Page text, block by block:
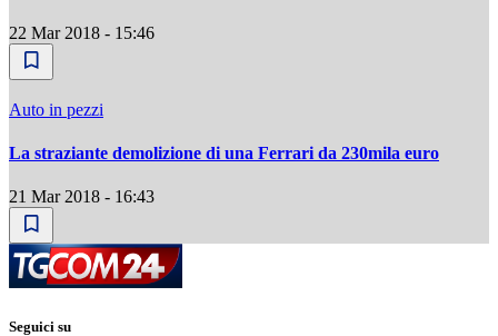
22 Mar 2018 - 15:46
Auto in pezzi
La straziante demolizione di una Ferrari da 230mila euro
21 Mar 2018 - 16:43
Seguici su